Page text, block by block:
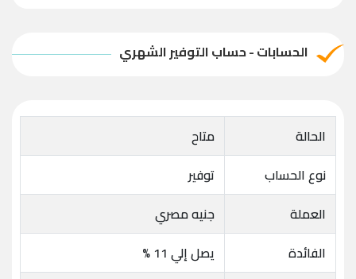
الحسابات - حساب التوفير الشهري
الحالة
متاح
نوع الحساب
توفير
العملة
جنيه مصري
الفائدة
يصل إلي 11 %